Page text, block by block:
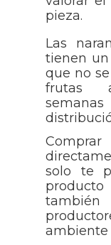
pieza.
Las
tienen un
que no
frutas
solo te
ambiente